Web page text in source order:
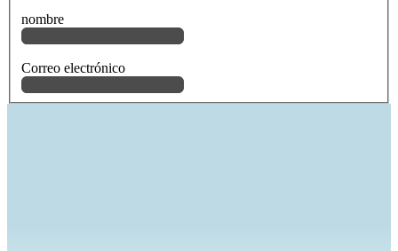
nombre
Correo electrónico